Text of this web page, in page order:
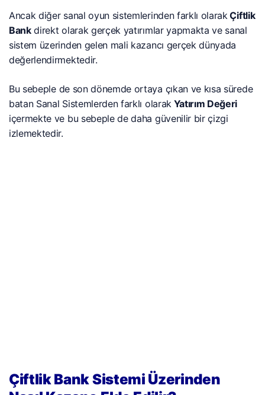
Ancak diğer sanal oyun sistemlerinden farklı olarak Çiftlik
Bankdirekt olarak gerçek yatırımlar yapmakta ve sanal
sistem üzerinden gelen mali kazancı gerçek dünyada
değerlendirmektedir.
Bu sebeple de son dönemde ortaya çıkan ve kısa sürede
batan Sanal Sistemlerden farklı olarak Yatırım Değeri
içermekte ve bu sebeple de daha güvenilir bir çizgi
izlemektedir.
Çiftlik Bank Sistemi Üzerinden